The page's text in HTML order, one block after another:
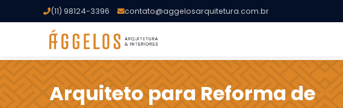
(11) 98124-3396 contato@aggelosarquitetura.com.br
Arquiteto para Reforma de